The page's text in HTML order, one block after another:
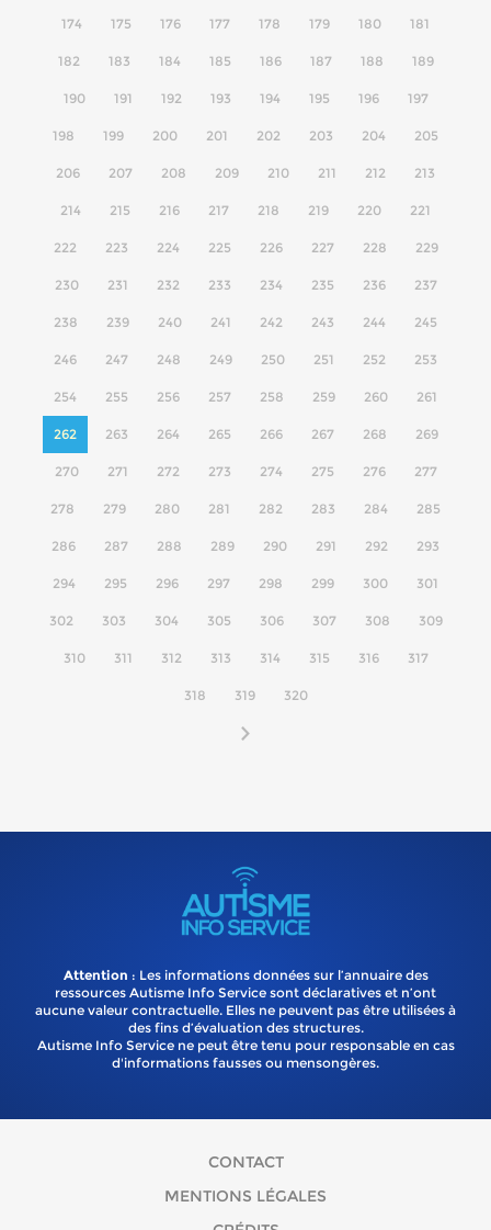
174 175 176 177 178 179 180 181
182 183 184 185 186 187 188 189
190 191 192 193 194 195 196 197
198 199 200 201 202 203 204 205
206 207 208 209 210 211 212 213
214 215 216 217 218 219 220 221
222 223 224 225 226 227 228 229
230 231 232 233 234 235 236 237
238 239 240 241 242 243 244 245
246 247 248 249 250 251 252 253
254 255 256 257 258 259 260 261
262 263 264 265 266 267 268 269
270 271 272 273 274 275 276 277
278 279 280 281 282 283 284 285
286 287 288 289 290 291 292 293
294 295 296 297 298 299 300 301
302 303 304 305 306 307 308 309
310 311 312 313 314 315 316 317
318 319 320
Attention : Les informations données sur l’annuaire des
ressources Autisme Info Service sont déclaratives et n’ont
aucune valeur contractuelle. Elles ne peuvent pas être utilisées à
des fins d’évaluation des structures.
Autisme Info Service ne peut être tenu pour responsable en cas
d'informations fausses ou mensongères.
CONTACT
MENTIONS LÉGALES